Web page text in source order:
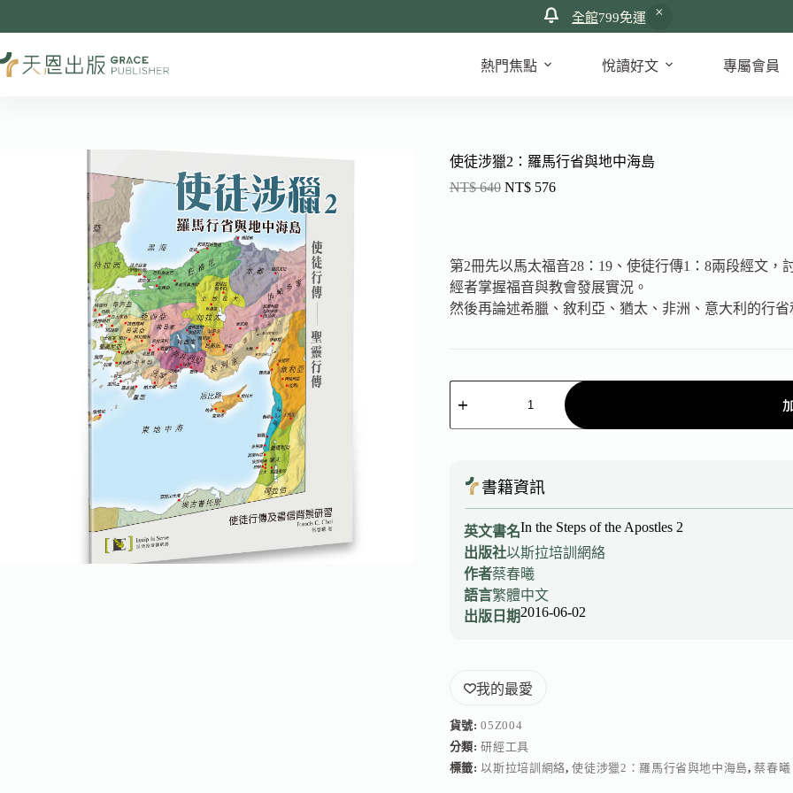
全館799免運
熱門焦點 悅讀好文 專屬會員
使徒涉獵2：羅馬行省與地中海島
NT$640 NT$576
第2冊先以馬太福音28：19、使徒行傳1：8兩段經文
經者掌握福音與教會發展實況。
然後再論述希臘、敘利亞、猶太、非洲、意大利的行
書籍資訊
英文書名In the Steps of the Apostles 2
出版社以斯拉培訓網絡
作者蔡春曦
語言繁體中文
出版日期2016-06-02
我的最愛
貨號:05Z004
分類:研經工具
標籤: 以斯拉培訓網絡,使徒涉獵2：羅馬行省與地中海島,蔡春曦